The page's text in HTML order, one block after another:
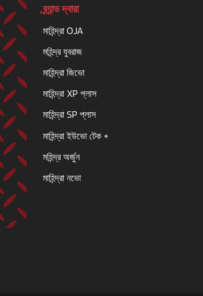
ব্র্যান্ড দ্বারা
মাহিন্দ্রা OJA
মহিন্দ্র যুবরাজ
মাহিন্দ্রা জিভো
মাহিন্দ্রা XP প্লাস
মাহিন্দ্রা SP প্লাস
মাহিন্দ্রা ইউভো টেক +
মহিন্দ্র অর্জুন
মাহিন্দ্রা নভো